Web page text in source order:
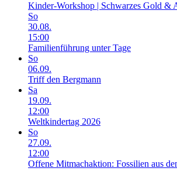
Kinder-Workshop | Schwarzes Gold &
So
30.08.
15:00
Familienführung unter Tage
So
06.09.
Triff den Bergmann
Sa
19.09.
12:00
Weltkindertag 2026
So
27.09.
12:00
Offene Mitmachaktion: Fossilien aus